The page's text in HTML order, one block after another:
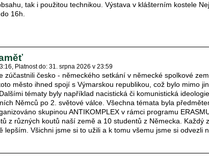
tak i použitou technikou. Výstava v klášterním kostele
16h.
Platnost do: 31. srpna 2026 v 23:59
zúčastnili česko - německého setkání v německé spolkové
město ihned spojí s Výmarskou republikou, což bylo mimo
tématy byly například nacistická či komunistická
Němců po 2. světové válce. Všechna témata byla
skupinou ANTIKOMPLEX v rámci programu
z různých koutů naší země a 10 studentů z Německa. Každý
Všichni jsme si to užili a k tomu všemu jsme si odvezli